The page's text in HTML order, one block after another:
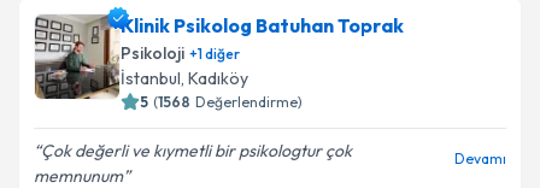
Klinik Psikolog Batuhan Toprak
Psikoloji +1diğer
İstanbul, Kadıköy
5 (1568 Değerlendirme)
Çok değerli ve kıymetli bir psikologtur çok
memnunum
Devamı